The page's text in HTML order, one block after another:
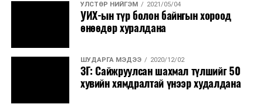
УЛСТӨР НИЙГЭМ 2021/05/04
УИХ-ын түр болон байнгын хороод
өнөөдөр хуралдана
ШУДАРГА МЭДЭЭ 2020/12/02
ЗГ: Сайжруулсан шахмал түлшийг 50
хувийн хямдралтай үнээр худалдана